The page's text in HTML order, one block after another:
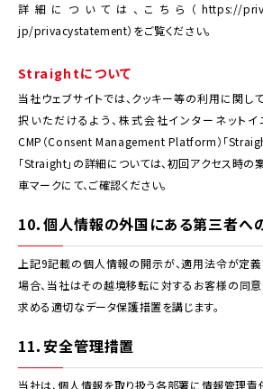
詳細については、こちら（https://
jp/privacystatement）をご覧ください。
Straightについて
当社ウェブサイトでは、クッキー等の利用に関し
択いただけるよう、株式会社インターネットイ
CMP（Consent Management Platform）「Straight
「Straight」の詳細については、初回アクセス時の
車マークにて、ご確認ください。
10．個人情報の外国にある第三者へ
上記9記載の個人情報の開示が、適用法令が定
場合、当社はその越境移転に対するお客様の同
求める適切なデータ保護措置を講じます。
11．安全管理措置
当社は、個人情報を取り扱う各部署に情報管理責